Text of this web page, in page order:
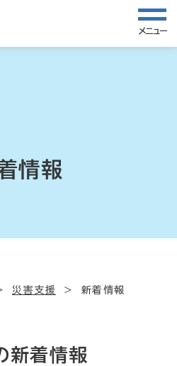
メニュー
情報
災害支援 新着情報
新着情報